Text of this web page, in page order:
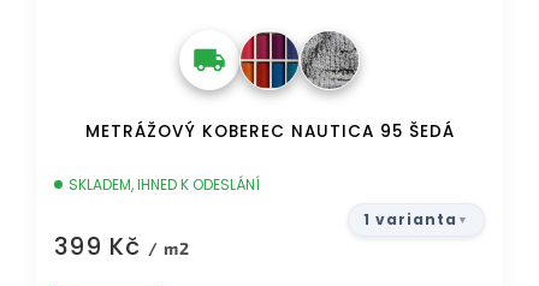
METRÁŽOVÝ KOBEREC NAUTICA 95 ŠEDÁ
SKLADEM, IHNED K ODESLÁNÍ
399 Kč / m2
1 varianta